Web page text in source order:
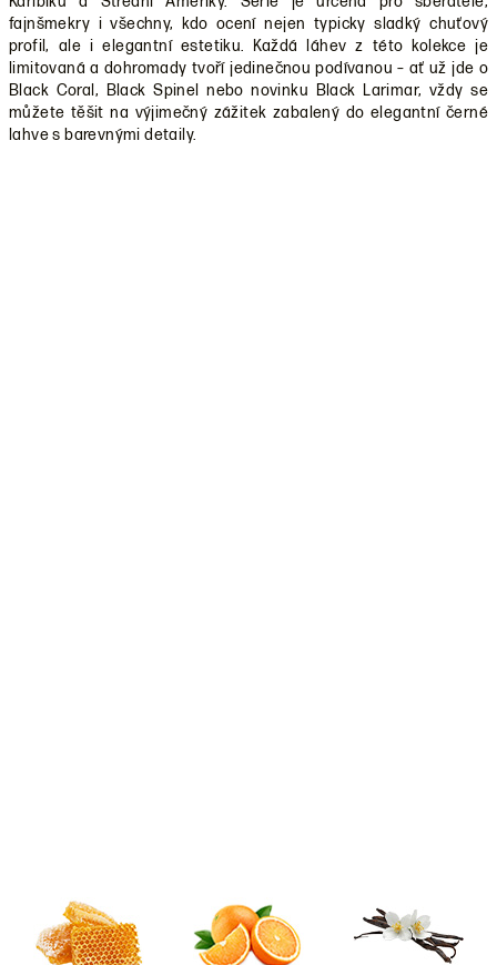
fajnšmekry i všechny, kdo ocení nejen typicky sladký chuťový
profil, ale i elegantní estetiku. Každá láhev z této kolekce je
limitovaná a dohromady tvoří jedinečnou podívanou – ať už jde o
Black Coral, Black Spinel nebo novinku Black Larimar, vždy se
můžete těšit na výjimečný zážitek zabalený do elegantní černé
lahve s barevnými detaily.